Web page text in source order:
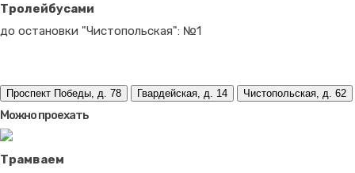
Тролейбусами
до остановки "Чистопольская": №1
Проспект Победы, д. 78 Гвардейская, д. 14 Чистопольская, д. 62
Можно проехать
Трамваем